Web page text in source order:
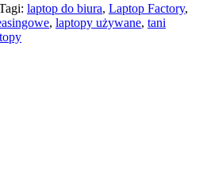
laptop do biura, Laptop Factory,
, laptopy używane, tani